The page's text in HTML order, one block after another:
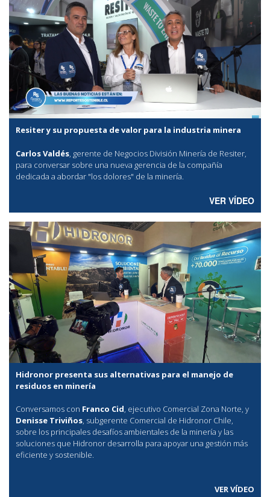
Resiter y su propuesta de valor para la industria minera
Carlos Valdés , gerente de Negocios División Minería de Resiter,
para conversar sobre una nueva gerencia de la compañía
dedicada a abordar "los dolores" de la minería.
VER VÍDEO
Hidronor presenta sus alternativas para el manejo de
residuos en minería
Conversamos con Franco Cid, ejecutivo Comercial Zona Norte, y
Denisse Triviños, subgerente Comercial de Hidronor Chile,
sobre los principales desafíos ambientales de la minería y las
soluciones que Hidronor desarrolla para apoyar una gestión más
eficiente y sostenible.
VER VÍDEO